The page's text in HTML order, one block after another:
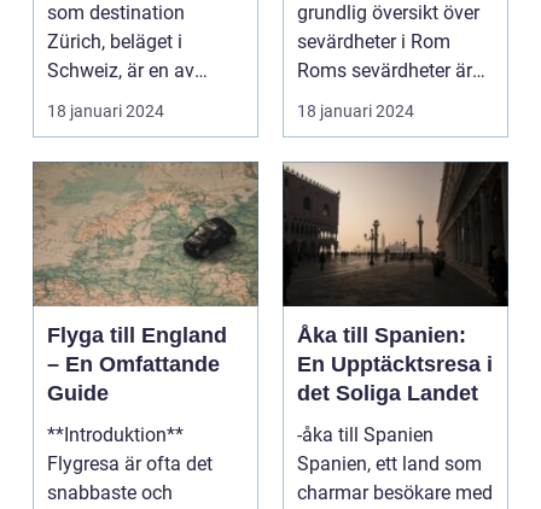
som destination
Zürich, beläget i
Schweiz, är en av
Europas mest
populära dest...
18 januari 2024
grundlig översikt över
sevärdheter i Rom
Roms sevärdheter är
känt över hela världe...
18 januari 2024
Flyga till England
– En Omfattande
Guide
**Introduktion**
Flygresa är ofta det
snabbaste och
Åka till Spanien:
En Upptäcktsresa i
det Soliga Landet
-åka till Spanien
Spanien, ett land som
charmar besökare med